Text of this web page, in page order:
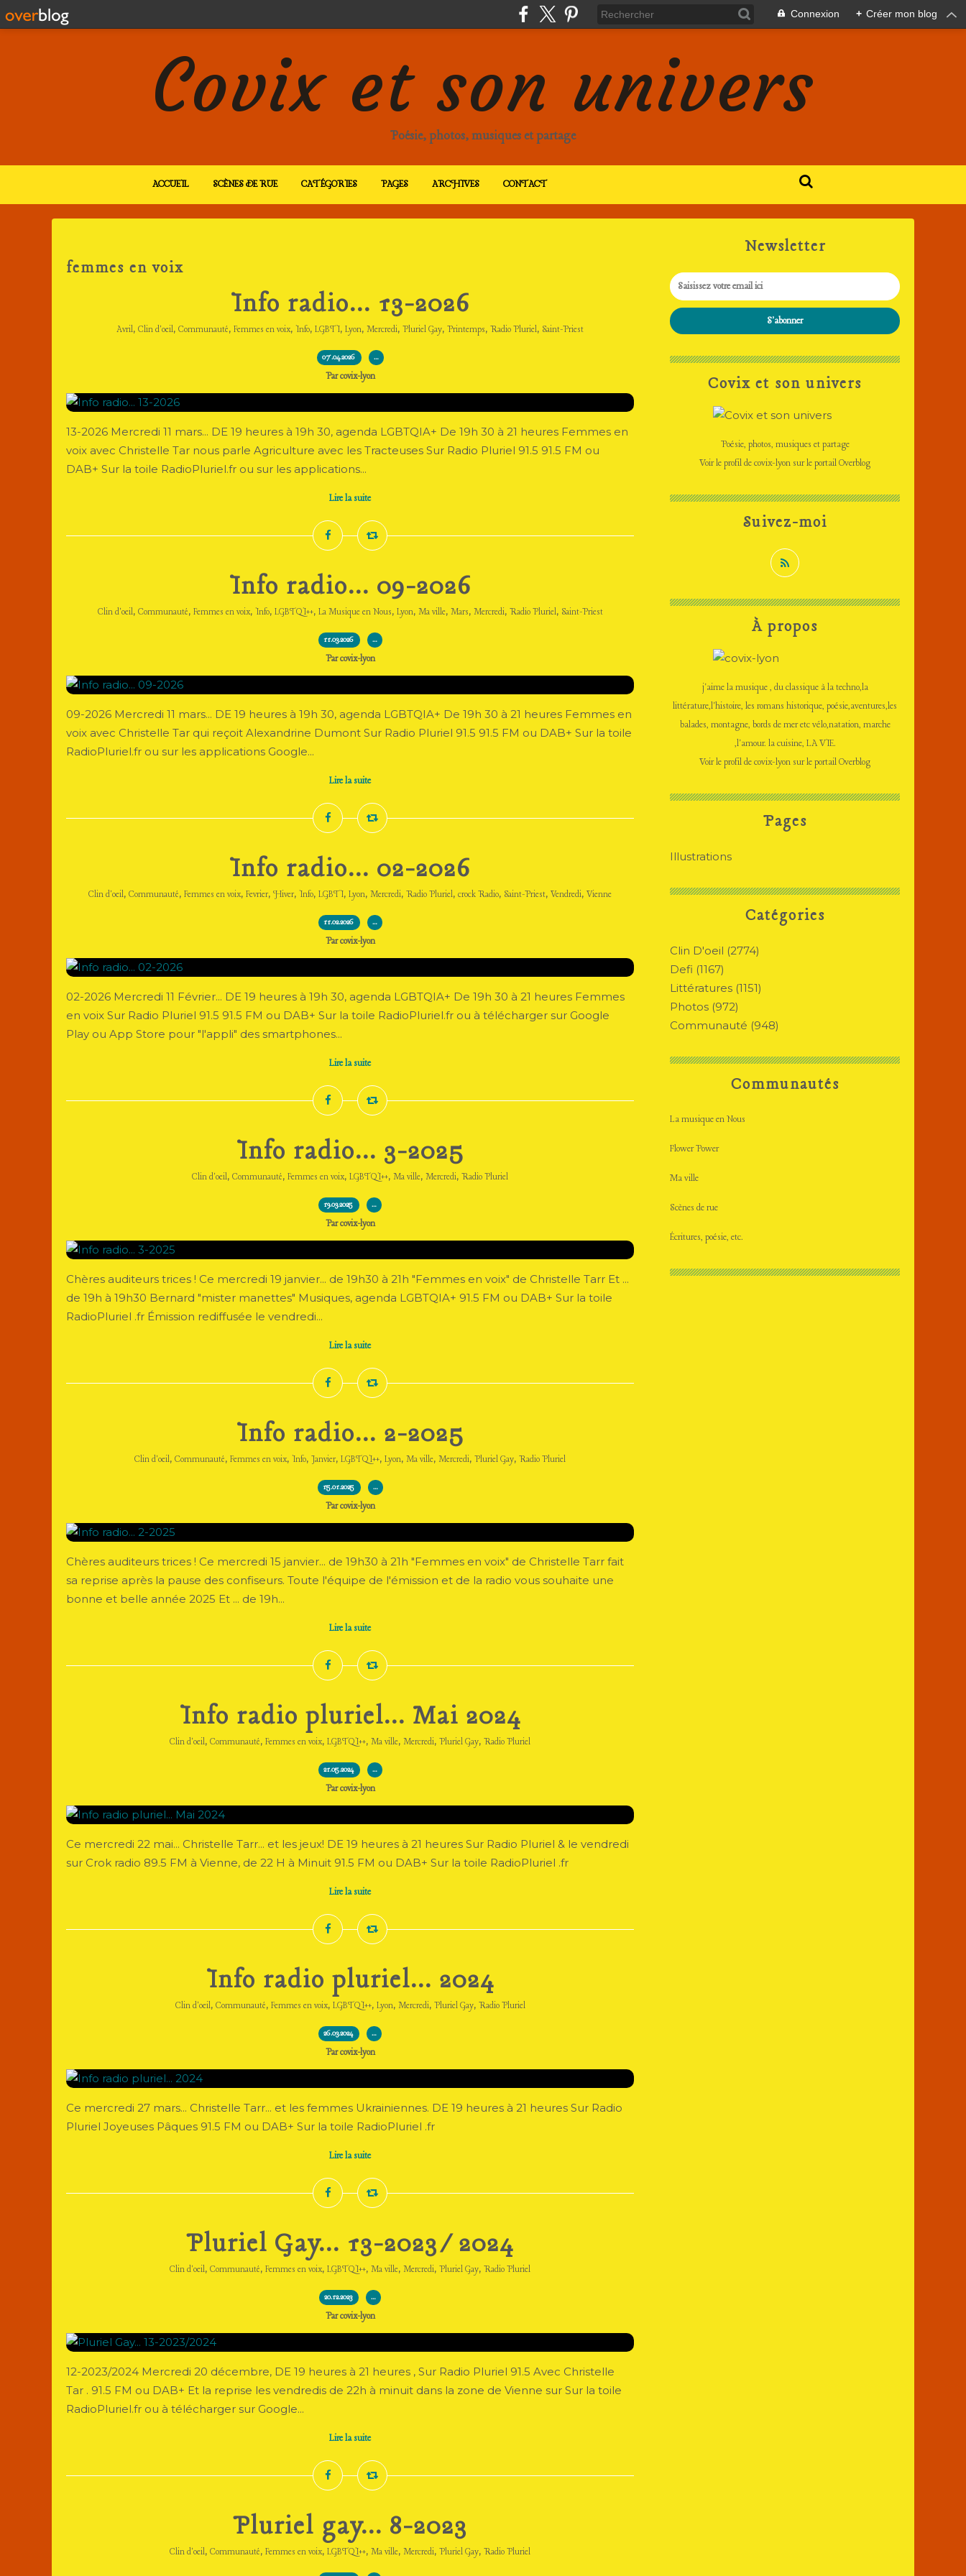
Connexion + Créer mon blog
Covix et son univers
Poésie, photos, musiques et partage
ACCUEIL SCÈNES DE RUE CATÉGORIES PAGES ARCHIVES CONTACT
femmes en voix
Info radio... 13-2026
Avril, Clin d'oeil, Communauté, Femmes en voix, Info, LGBTI, Lyon, Mercredi, Pluriel Gay, Printemps, Radio Pluriel, Saint-Priest
07.04.2026 …
Par covix-lyon
13-2026 Mercredi 11 mars... DE 19 heures à 19h 30, agenda LGBTQIA+ De 19h 30 à 21 heures Femmes en
voix avec Christelle Tar nous parle Agriculture avec les Tracteuses Sur Radio Pluriel 91.5 91.5 FM ou
DAB+ Sur la toile RadioPluriel.fr ou sur les applications...
Lire la suite
Info radio... 09-2026
Clin d'oeil, Communauté, Femmes en voix, Info, LGBTQI++, La Musique en Nous, Lyon, Ma ville, Mars, Mercredi, Radio Pluriel, Saint-Priest
11.03.2026 …
Par covix-lyon
09-2026 Mercredi 11 mars... DE 19 heures à 19h 30, agenda LGBTQIA+ De 19h 30 à 21 heures Femmes en
voix avec Christelle Tar qui reçoit Alexandrine Dumont Sur Radio Pluriel 91.5 91.5 FM ou DAB+ Sur la toile
RadioPluriel.fr ou sur les applications Google...
Lire la suite
Info radio... 02-2026
Clin d'oeil, Communauté, Femmes en voix, Fevrier, Hiver, Info, LGBTI, Lyon, Mercredi, Radio Pluriel, crock Radio, Saint-Priest, Vendredi, Vienne
11.02.2026 …
Par covix-lyon
02-2026 Mercredi 11 Février... DE 19 heures à 19h 30, agenda LGBTQIA+ De 19h 30 à 21 heures Femmes
en voix Sur Radio Pluriel 91.5 91.5 FM ou DAB+ Sur la toile RadioPluriel.fr ou à télécharger sur Google
Play ou App Store pour "l'appli" des smartphones...
Lire la suite
Info radio... 3-2025
Clin d'oeil, Communauté, Femmes en voix, LGBTQI++, Ma ville, Mercredi, Radio Pluriel
19.03.2025 …
Par covix-lyon
Chères auditeurs trices ! Ce mercredi 19 janvier... de 19h30 à 21h "Femmes en voix" de Christelle Tarr Et ...
de 19h à 19h30 Bernard "mister manettes" Musiques, agenda LGBTQIA+ 91.5 FM ou DAB+ Sur la toile
RadioPluriel .fr Émission rediffusée le vendredi...
Lire la suite
Info radio... 2-2025
Clin d'oeil, Communauté, Femmes en voix, Info, Janvier, LGBTQI++, Lyon, Ma ville, Mercredi, Pluriel Gay, Radio Pluriel
15.01.2025 …
Par covix-lyon
Chères auditeurs trices ! Ce mercredi 15 janvier... de 19h30 à 21h "Femmes en voix" de Christelle Tarr fait
sa reprise après la pause des confiseurs. Toute l'équipe de l'émission et de la radio vous souhaite une
bonne et belle année 2025 Et ... de 19h...
Lire la suite
Info radio pluriel... Mai 2024
Clin d'oeil, Communauté, Femmes en voix, LGBTQI++, Ma ville, Mercredi, Pluriel Gay, Radio Pluriel
21.05.2024 …
Par covix-lyon
Ce mercredi 22 mai... Christelle Tarr... et les jeux! DE 19 heures à 21 heures Sur Radio Pluriel & le vendredi
sur Crok radio 89.5 FM à Vienne, de 22 H à Minuit 91.5 FM ou DAB+ Sur la toile RadioPluriel .fr
Lire la suite
Info radio pluriel... 2024
Clin d'oeil, Communauté, Femmes en voix, LGBTQI++, Lyon, Mercredi, Pluriel Gay, Radio Pluriel
26.03.2024 …
Par covix-lyon
Ce mercredi 27 mars... Christelle Tarr... et les femmes Ukrainiennes. DE 19 heures à 21 heures Sur Radio
Pluriel Joyeuses Pâques 91.5 FM ou DAB+ Sur la toile RadioPluriel .fr
Lire la suite
Pluriel Gay... 13-2023/2024
Clin d'oeil, Communauté, Femmes en voix, LGBTQI++, Ma ville, Mercredi, Pluriel Gay, Radio Pluriel
20.12.2023 …
Par covix-lyon
12-2023/2024 Mercredi 20 décembre, DE 19 heures à 21 heures , Sur Radio Pluriel 91.5 Avec Christelle
Tar . 91.5 FM ou DAB+ Et la reprise les vendredis de 22h à minuit dans la zone de Vienne sur Sur la toile
RadioPluriel.fr ou à télécharger sur Google...
Lire la suite
Pluriel gay... 8-2023
Clin d'oeil, Communauté, Femmes en voix, LGBTQI++, Ma ville, Mercredi, Pluriel Gay, Radio Pluriel
Newsletter
Catégories
Clin D'oeil (2774)
Defi (1167)
Littératures (1151)
Photos (972)
Communauté (948)
Pages
Illustrations
Covix et son univers
Poésie, photos, musiques et partage
Voir le profil decovix-lyon sur le portail Overblog
Suivez-moi
À propos
j'aime la musique , du classique à la techno,la
littérature,l'histoire, les romans historique, poésie,aventures,les
balades, montagne, bords de mer etc vélo,natation, marche
,l'amour. la cuisine, LA VIE.
Voir le profil decovix-lyon sur le portail Overblog
Communautés
La musique en Nous
Flower Power
Ma ville
Scènes de rue
Écritures, poésie, etc.